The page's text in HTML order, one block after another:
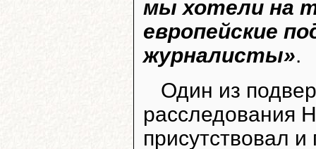
мы хотели на
европейские
журналисты».
Один из
расследования
присутствовал